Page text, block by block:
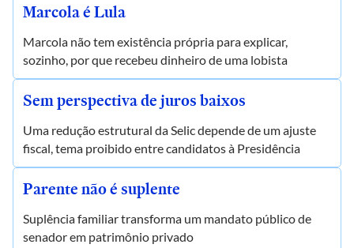
Marcola é Lula
Marcola não tem existência própria para explicar,
sozinho, por que recebeu dinheiro de uma lobista
Sem perspectiva de juros baixos
Uma redução estrutural da Selic depende de um ajuste
fiscal, tema proibido entre candidatos à Presidência
Parente não é suplente
Suplência familiar transforma um mandato público de
senador em patrimônio privado